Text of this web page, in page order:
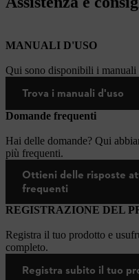
MANUALI D'USO
Qui sono disponibili i
Trova i manuali d'uso
Domande frequenti
Hai delle domande? Qui
più frequenti.
Ottieni delle risposte
frequenti
REGISTRAZIONE DEL
Registra il tuo prodotto e
completo.
Registra subito il tuo